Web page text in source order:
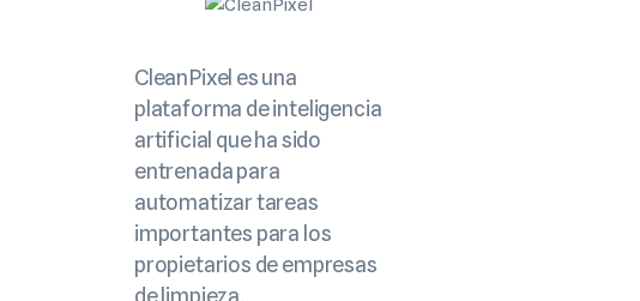
CleanPixel es una
plataforma de inteligencia
artificial que ha sido
entrenada para
automatizar tareas
importantes para los
propietarios de empresas
de limpieza..